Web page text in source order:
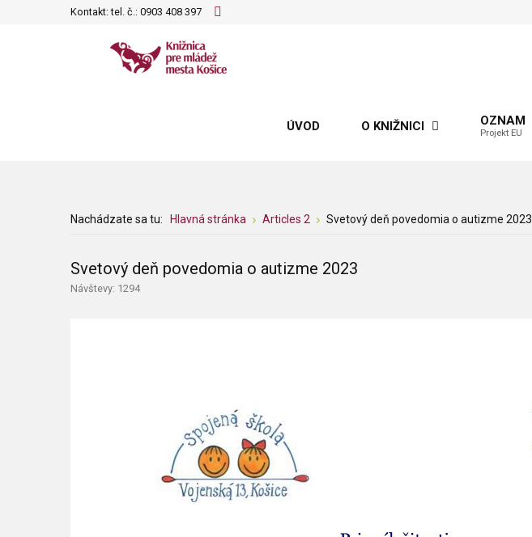
Kontakt: tel. č.: 0903 408 397
ÚVOD O KNIŽNICI OZNAM
Projekt EU
Nachádzate sa tu: Hlavná stránka Articles 2 Svetový deň povedomia o autizme 2023
Svetový deň povedomia o autizme 2023
Návštevy: 1294